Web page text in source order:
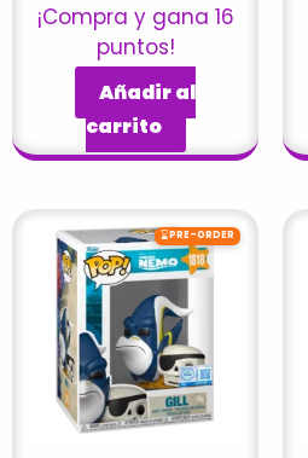
¡Compra y gana 16
puntos!
Añadir al
carrito
⌛PRE-ORDER